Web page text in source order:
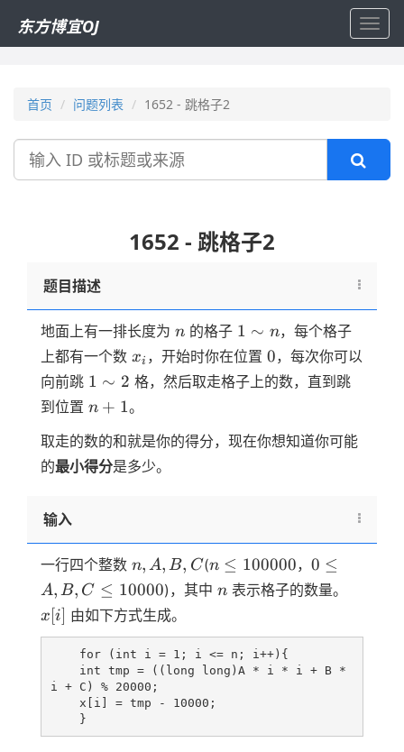
东方博宜OJ
首页 问题列表 1652 - 跳格子2
搜
1652 - 跳格子2
题目描述
地面上有一排长度为 n
n 的格子 1
\sim
1 ∼ n，每个格子
上都有一个数 x_i
xi ，开始时你在位置 0
0，每次你可以
向前跳 1
\sim
1 ∼ 2 格，然后取走格子上的数，直到跳
到位置 n+1
n + 1。
取走的数的和就是你的得分，现在你想知道你可能
的最小得分是多少。
输入
一行四个整数 n,A,B,C
n, A, B, C(n≤100000
n ≤ 100000， 0 ≤
A, B, C ≤ 10000)，其中 n
n表示格子的数量。
x [i] 由如下方式生成。
i + C) % 20000;